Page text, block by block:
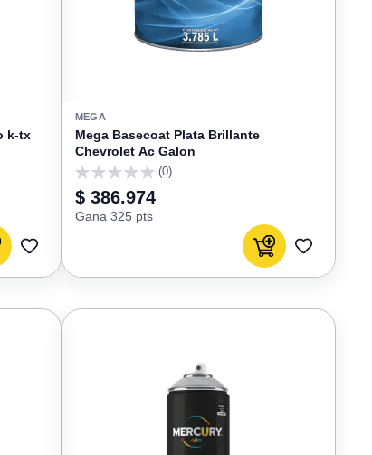
k-tx
al carrito
AGREGAR
FAVORITOS
MEGA
Mega Basecoat Plata Brillante
Chevrolet Ac Galon
(0)
$ 386.974
Gana 325 pts
Agregar al carrito
AGREGAR